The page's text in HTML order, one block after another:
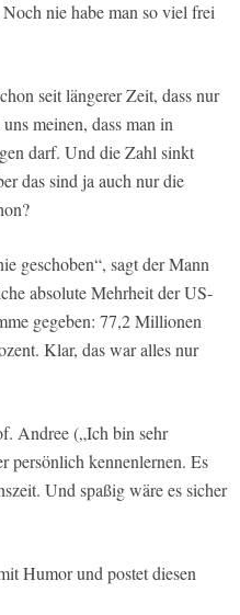
nie habe man so viel frei
seit längerer Zeit, dass nur
meinen, dass man in
darf. Und die Zahl sinkt
das sind ja auch nur die
geschoben“, sagt der Mann
absolute Mehrheit der US-
gegeben: 77,2 Millionen
Klar, das war alles nur
Andree („Ich bin sehr
persönlich kennenlernen. Es
Und spaßig wäre es sicher
Humor und postet diesen